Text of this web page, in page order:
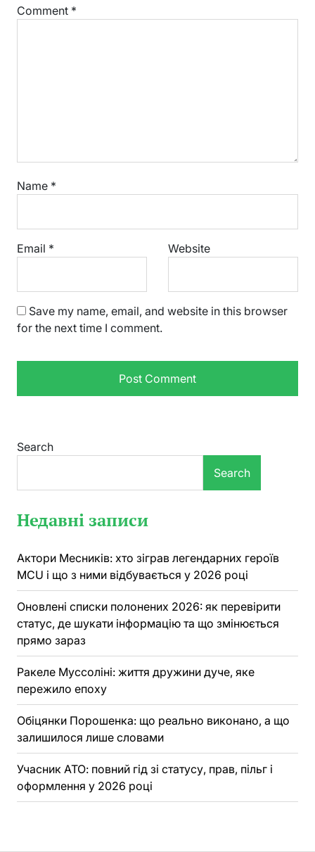
Comment *
Name *
Email * Website
Save my name, email, and website in this browser
for the next time I comment.
Search
Search
Недавні записи
Актори Месників: хто зіграв легендарних героїв
MCU і що з ними відбувається у 2026 році
Оновлені списки полонених 2026: як перевірити
статус, де шукати інформацію та що змінюється
прямо зараз
Ракеле Муссоліні: життя дружини дуче, яке
пережило епоху
Обіцянки Порошенка: що реально виконано, а що
залишилося лише словами
Учасник АТО: повний гід зі статусу, прав, пільг і
оформлення у 2026 році